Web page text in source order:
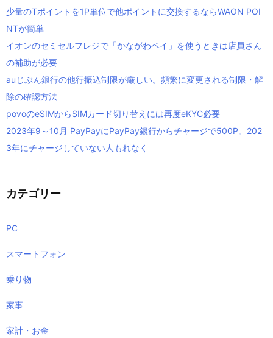
少量のTポイントを1P単位で他ポイントに交換するならWAON POI
NTが簡単
イオンのセミセルフレジで「かながわペイ」を使うときは店員さん
の補助が必要
auじぶん銀行の他行振込制限が厳しい。頻繁に変更される制限・解
除の確認方法
povoのeSIMからSIMカード切り替えには再度eKYC必要
2023年9～10月 PayPayにPayPay銀行からチャージで500P。202
3年にチャージしていない人もれなく
カテゴリー
PC
スマートフォン
乗り物
家事
家計・お金